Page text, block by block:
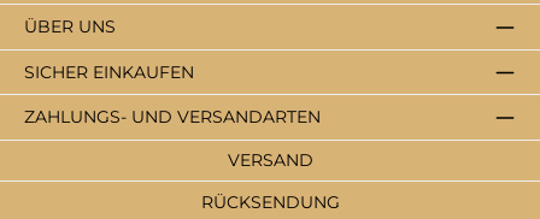
ZAHLUNGS- UND VERSANDARTEN
ÜBER UNS
SICHER EINKAUFEN
VERSAND
RÜCKSENDUNG